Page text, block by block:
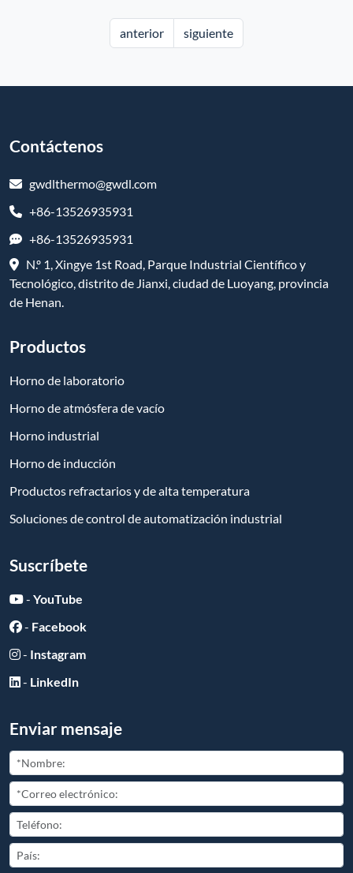
anterior siguiente
Contáctenos
gwdlthermo@gwdl.com
+86-13526935931
+86-13526935931
N.º 1, Xingye 1st Road, Parque Industrial Científico y
Tecnológico, distrito de Jianxi, ciudad de Luoyang, provincia
de Henan.
Productos
Horno de laboratorio
Horno de atmósfera de vacío
Horno industrial
Horno de inducción
Productos refractarios y de alta temperatura
Soluciones de control de automatización industrial
Suscríbete
- YouTube
- Facebook
- Instagram
- LinkedIn
Enviar mensaje